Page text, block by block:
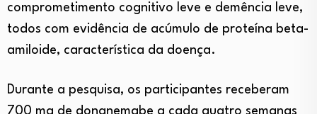
comprometimento cognitivo leve e demência leve,
todos com evidência de acúmulo de proteína beta-
amiloide, característica da doença.
Durante a pesquisa, os participantes receberam
700 mg de donanemabe a cada quatro semanas